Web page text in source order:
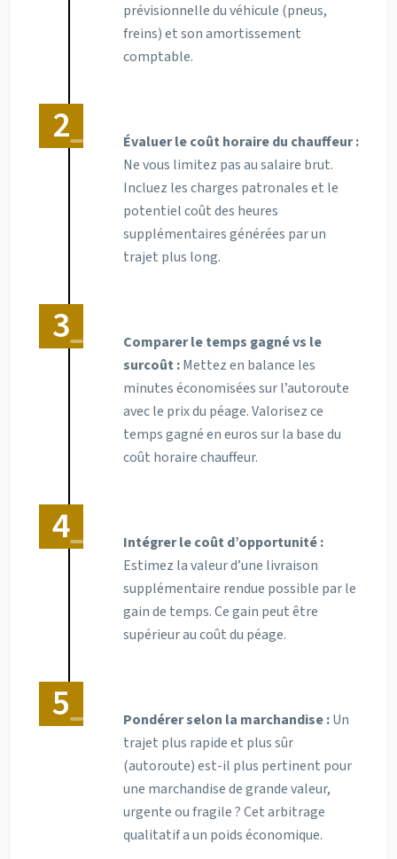
prévisionnelle du véhicule (pneus,
freins) et son amortissement
comptable.
Évaluer le coût horaire du chauffeur :
Ne vous limitez pas au salaire brut.
Incluez les charges patronales et le
potentiel coût des heures
supplémentaires générées par un
trajet plus long.
Comparer le temps gagné vs le
surcoût :Mettez en balance les
minutes économisées sur l’autoroute
avec le prix du péage. Valorisez ce
temps gagné en euros sur la base du
coût horaire chauffeur.
Intégrer le coût d’opportunité :
Estimez la valeur d’une livraison
supplémentaire rendue possible par le
gain de temps. Ce gain peut être
supérieur au coût du péage.
Pondérer selon la marchandise :Un
trajet plus rapide et plus sûr
(autoroute) est-il plus pertinent pour
une marchandise de grande valeur,
urgente ou fragile ? Cet arbitrage
qualitatif a un poids économique.